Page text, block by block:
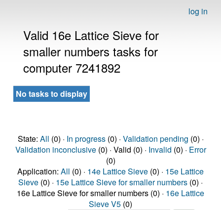
log in
Valid 16e Lattice Sieve for
smaller numbers tasks for
computer 7241892
No tasks to display
State: All (0) · In progress(0) · Validation pending (0) ·
Validation inconclusive(0) · Valid (0) · Invalid (0) · Error
(0)
Application: All (0) · 14e Lattice Sieve (0) · 15e Lattice
Sieve (0) · 15e Lattice Sieve for smaller numbers (0) ·
16e Lattice Sieve for smaller numbers (0) · 16e Lattice
Sieve V5 (0)